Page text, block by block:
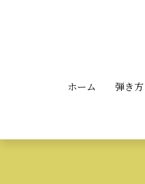
ホーム 弾き方
ホーム 弾き方